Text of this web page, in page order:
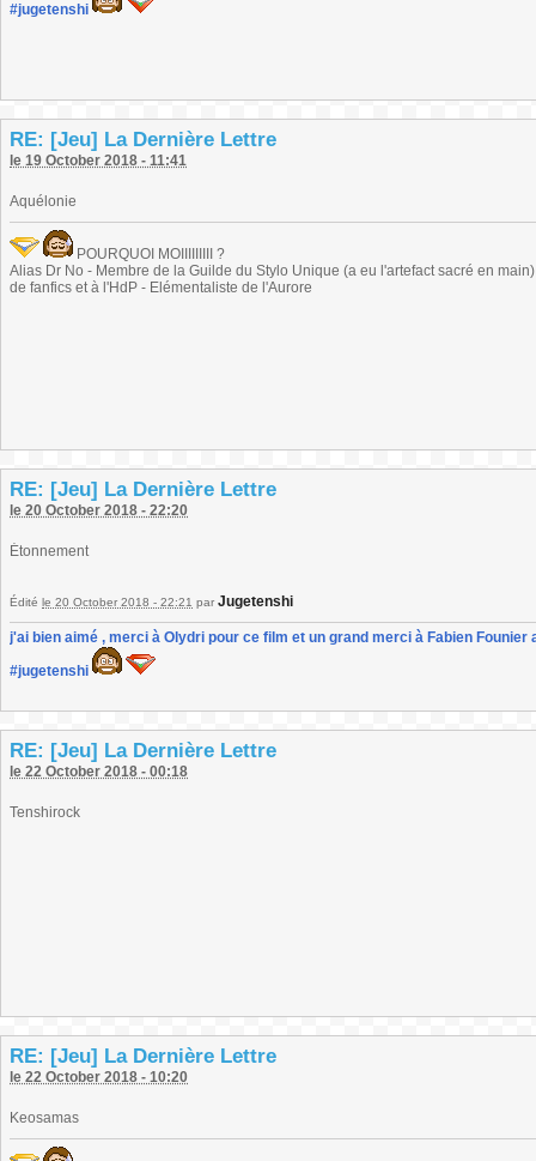
#jugetenshi
RE: [Jeu] La Dernière Lettre
le 19 October 2018 - 11:41
Aquélonie
POURQUOI MOIIIIIIIII ?
Alias Dr No - Membre de la Guilde du Stylo Unique (a eu l'artefact sacré en
de fanfics et à l'HdP - Elémentaliste de l'Aurore
RE: [Jeu] La Dernière Lettre
le 20 October 2018 - 22:20
Étonnement
Édité le 20 October 2018 - 22:21 par Jugetenshi
j'ai bien aimé , merci à Olydri pour ce film et un grand merci à Fabien
#jugetenshi
RE: [Jeu] La Dernière Lettre
le 22 October 2018 - 00:18
Tenshirock
RE: [Jeu] La Dernière Lettre
le 22 October 2018 - 10:20
Keosamas